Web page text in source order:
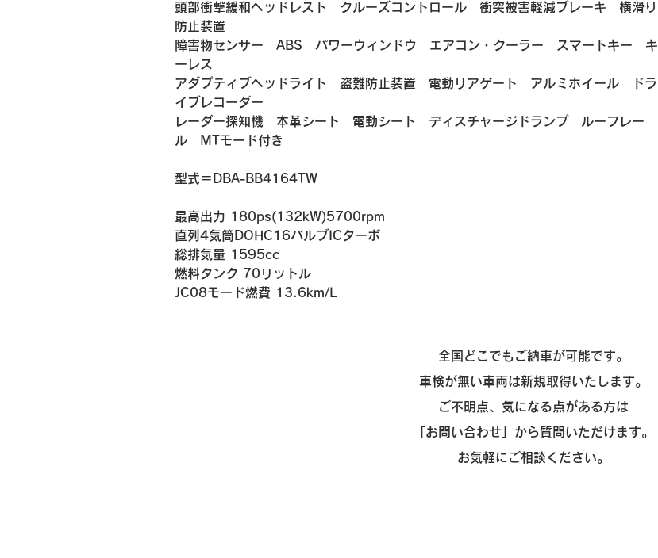
頭部衝撃緩和ヘッドレスト　クルーズコントロール　衝突被害軽減ブレーキ　横滑り
防止装置
障害物センサー　ABS　パワーウィンドウ　エアコン・クーラー　スマートキー　キ
ーレス
アダプティブヘッドライト　盗難防止装置　​電動リアゲート　アルミホイール　ドラ
イブレコーダー
レーダー探知機　本革シート　電動シート　ディスチャージドランプ　ルーフレー
ル　MTモード付き
​​型式＝DBA-BB4164TW
最高出力 180ps(132kW)5700rpm
直列4気筒DOHC16バルブICターボ
総排気量 1595cc
燃料タンク 70リットル
​JC08モード燃費 13.6km/L
全国どこでもご納車が可能です。
車検が無い車両は新規取得いたします。
ご不明点、気になる点がある方は
お問い合わせ 」から質問いただけます。
お気軽にご相談ください。